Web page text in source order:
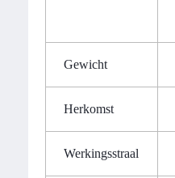
Gewicht
Herkomst
Werkingsstraal